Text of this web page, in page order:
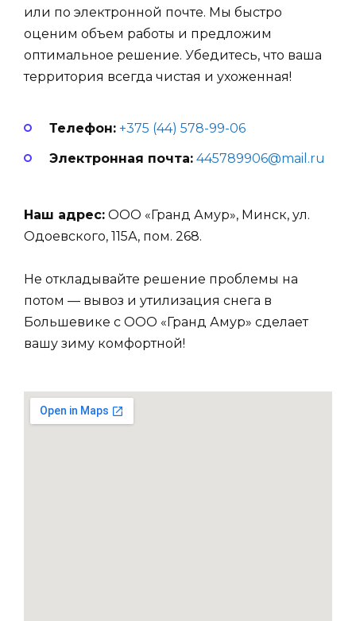
или по электронной почте. Мы быстро
оценим объем работы и предложим
оптимальное решение. Убедитесь, что ваша
территория всегда чистая и ухоженная!
Телефон: +375 (44) 578-99-06
Электронная почта: 445789906@mail.ru
Наш адрес: ООО «Гранд Амур», Минск, ул.
Одоевского, 115А, пом. 268.
Не откладывайте решение проблемы на
потом — вывоз и утилизация снега в
Большевике с ООО «Гранд Амур» сделает
вашу зиму комфортной!